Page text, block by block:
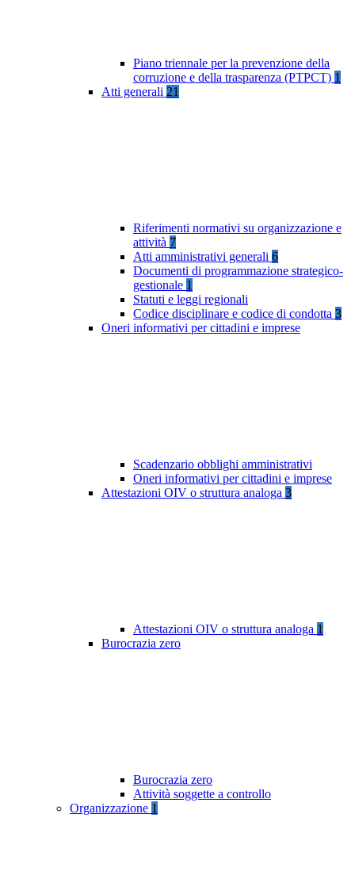
Piano triennale per la prevenzione della
corruzione e della trasparenza (PTPCT) 1
Atti generali 21
Riferimenti normativi su organizzazione e
attività 7
Atti amministrativi generali 6
Documenti di programmazione strategico-
gestionale 1
Statuti e leggi regionali
Codice disciplinare e codice di condotta 3
Oneri informativi per cittadini e imprese
Scadenzario obblighi amministrativi
Oneri informativi per cittadini e imprese
Attestazioni OIV o struttura analoga 3
Attestazioni OIV o struttura analoga 1
Burocrazia zero
Burocrazia zero
Attività soggette a controllo
Organizzazione 1